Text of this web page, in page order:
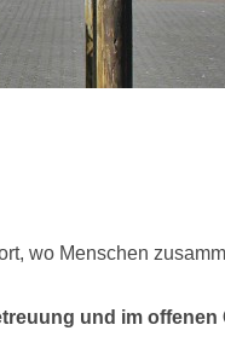
wo Menschen
und im offenen